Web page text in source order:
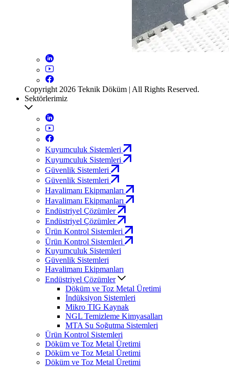
Copyright 2026 Teknik Döküm | All Rights Reserved.
Sektörlerimiz
Kuyumculuk Sistemleri
Kuyumculuk Sistemleri
Güvenlik Sistemleri
Güvenlik Sistemleri
Havalimanı Ekipmanları
Havalimanı Ekipmanları
Endüstriyel Çözümler
Endüstriyel Çözümler
Ürün Kontrol Sistemleri
Ürün Kontrol Sistemleri
Kuyumculuk Sistemleri
Güvenlik Sistemleri
Havalimanı Ekipmanları
Endüstriyel Çözümler
Döküm ve Toz Metal Üretimi
İndüksiyon Sistemleri
Mikro TIG Kaynak
NGL Temizleme Kimyasalları
MTA Su Soğutma Sistemleri
Ürün Kontrol Sistemleri
Döküm ve Toz Metal Üretimi
Döküm ve Toz Metal Üretimi
Döküm ve Toz Metal Üretimi